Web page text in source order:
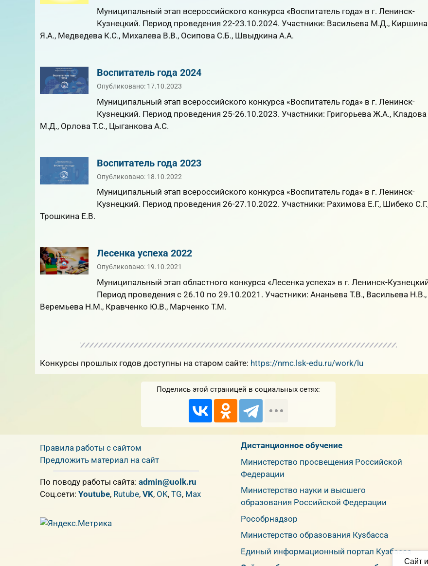
Муниципальный этап всероссийского конкурса «Воспитатель года» в г. Ленинск-
Кузнецкий. Период проведения 22-23.10.2024. Участники: Васильева М.Д., Киршина
Я.А., Медведева К.С., Михалева В.В., Осипова С.Б., Швыдкина А.А.
Воспитатель года 2024
Опубликовано: 17.10.2023
Муниципальный этап всероссийского конкурса «Воспитатель года» в г. Ленинск-
Кузнецкий. Период проведения 25-26.10.2023. Участники: Григорьева Ж.А., Кладова
М.Д., Орлова Т.С., Цыганкова А.С.
Воспитатель года 2023
Опубликовано: 18.10.2022
Муниципальный этап всероссийского конкурса «Воспитатель года» в г. Ленинск-
Кузнецкий. Период проведения 26-27.10.2022. Участники: Рахимова Е.Г., Шибеко
Трошкина Е.В.
Лесенка успеха 2022
Опубликовано: 19.10.2021
Муниципальный этап областного конкурса «Лесенка успеха» в г. Ленинск-
Период проведения с 26.10 по 29.10.2021. Участники: Ананьева Т.В., Васильева Н.В.,
Веремьева Н.М., Кравченко Ю.В., Марченко Т.М.
Конкурсы прошлых годов доступны на старом сайте: https://nmc.lsk-edu.ru/work/lu
Поделись этой страницей в социальных сетях:
Правила работы с сайтом
Предложить материал на сайт
По поводу работы сайта: admin@uolk.ru
Cоц.сети: Youtube, Rutube, VK, OK, TG, Max
Дистанционное обучение
Министерство просвещения Российской
Федерации
Министерство науки и высшего
образования Российской Федерации
Рособрнадзор
Министерство образования Кузбасса
Единый информационный портал Кузбасса
Сайт